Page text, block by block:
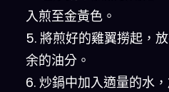
入煎至金黃色。
5. 將煎好的雞翼撈起，
余的油分。
6. 炒鍋中加入適量的水